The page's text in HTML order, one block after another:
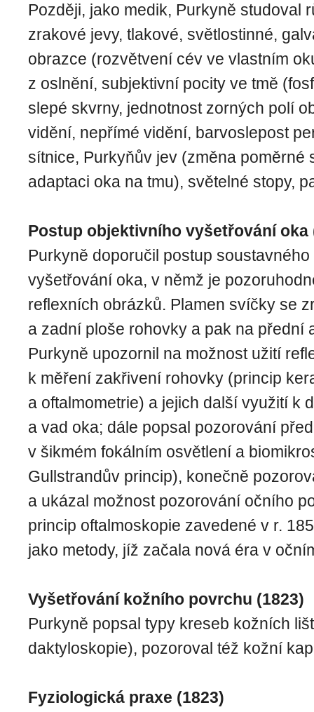
Později, jako medik, Purkyně studoval
zrakové jevy, tlakové, světlostinné,
obrazce (rozvětvení cév ve vlastním
z oslnění, subjektivní pocity ve tmě
slepé skvrny, jednotnost zorných polí
vidění, nepřímé vidění, barvoslepost
sítnice, Purkyňův jev (změna poměrné
adaptaci oka na tmu), světelné stopy,
Postup objektivního vyšetřování oka
Purkyně doporučil postup
vyšetřování oka, v němž je
reflexních obrázků. Plamen svíčky se
a zadní ploše rohovky a pak na přední
Purkyně upozornil na možnost užití
k měření zakřivení rohovky (princip
a oftalmometrie) a jejich další využití k
a vad oka; dále popsal pozorování
v šikmém fokálním osvětlení a
Gullstrandův princip), konečně
a ukázal možnost pozorování očního
princip oftalmoskopie zavedené v r.
jako metody, jíž začala nová éra v
Vyšetřování kožního povrchu (1823)
Purkyně popsal typy kreseb kožních
daktyloskopie), pozoroval též kožní
Fyziologická praxe (1823)